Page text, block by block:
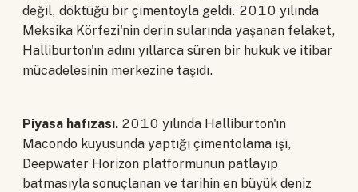
değil, döktüğü bir çimentoyla geldi. 2010 yılında
Meksika Körfezi'nin derin sularında yaşanan felaket,
Halliburton'ın adını yıllarca süren bir hukuk ve itibar
mücadelesinin merkezine taşıdı.
Piyasa hafızası. 2010 yılında Halliburton'ın
Macondo kuyusunda yaptığı çimentolama işi,
Deepwater Horizon platformunun patlayıp
batmasıyla sonuçlanan ve tarihin en büyük deniz